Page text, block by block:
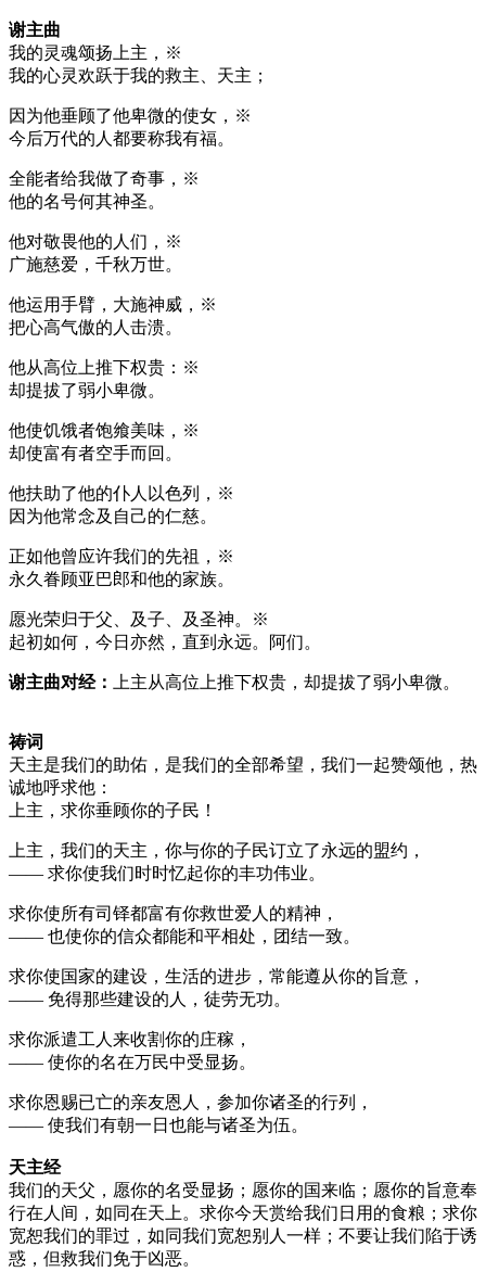
谢主曲
我的灵魂颂扬上主，※
我的心灵欢跃于我的救主、天主；
因为他垂顾了他卑微的使女，※
今后万代的人都要称我有福。
全能者给我做了奇事，※
他的名号何其神圣。
他对敬畏他的人们，※
广施慈爱，千秋万世。
他运用手臂，大施神威，※
把心高气傲的人击溃。
他从高位上推下权贵：※
却提拔了弱小卑微。
他使饥饿者饱飨美味，※
却使富有者空手而回。
他扶助了他的仆人以色列，※
因为他常念及自己的仁慈。
正如他曾应许我们的先祖，※
永久眷顾亚巴郎和他的家族。
愿光荣归于父、及子、及圣神。※
起初如何，今日亦然，直到永远。阿们。
谢主曲对经： 上主从高位上推下权贵，却提拔了弱小卑微。
祷词
天主是我们的助佑，是我们的全部希望，我们一起赞颂他，热
诚地呼求他：
上主，求你垂顾你的子民！
上主，我们的天主，你与你的子民订立了永远的盟约，
—— 求你使我们时时忆起你的丰功伟业。
求你使所有司铎都富有你救世爱人的精神，
—— 也使你的信众都能和平相处，团结一致。
求你使国家的建设，生活的进步，常能遵从你的旨意，
—— 免得那些建设的人，徒劳无功。
求你派遣工人来收割你的庄稼，
—— 使你的名在万民中受显扬。
求你恩赐已亡的亲友恩人，参加你诸圣的行列，
—— 使我们有朝一日也能与诸圣为伍。
天主经
我们的天父，愿你的名受显扬；愿你的国来临；愿你的旨意奉
行在人间，如同在天上。求你今天赏给我们日用的食粮；求你
宽恕我们的罪过，如同我们宽恕别人一样；不要让我们陷于诱
惑，但救我们免于凶恶。